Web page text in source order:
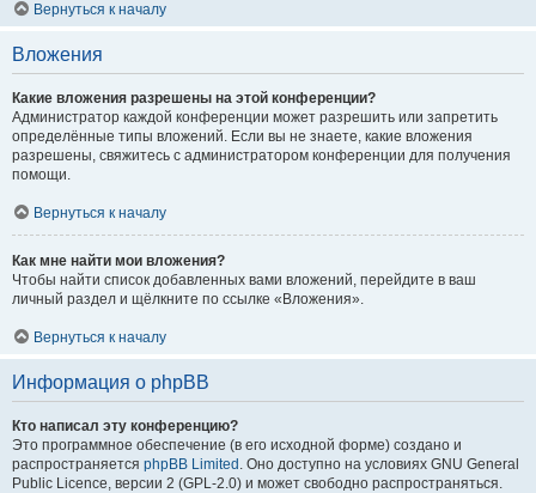
Вернуться к началу
Вложения
Какие вложения разрешены на этой конференции?
Администратор каждой конференции может разрешить или запретить
определённые типы вложений. Если вы не знаете, какие вложения
разрешены, свяжитесь с администратором конференции для получения
помощи.
Вернуться к началу
Как мне найти мои вложения?
Чтобы найти список добавленных вами вложений, перейдите в ваш
личный раздел и щёлкните по ссылке «Вложения».
Вернуться к началу
Информация о phpBB
Кто написал эту конференцию?
Это программное обеспечение (в его исходной форме) создано и
распространяется phpBB Limited . Оно доступно на условиях GNU General
Public Licence, версии 2 (GPL-2.0) и может свободно распространяться.